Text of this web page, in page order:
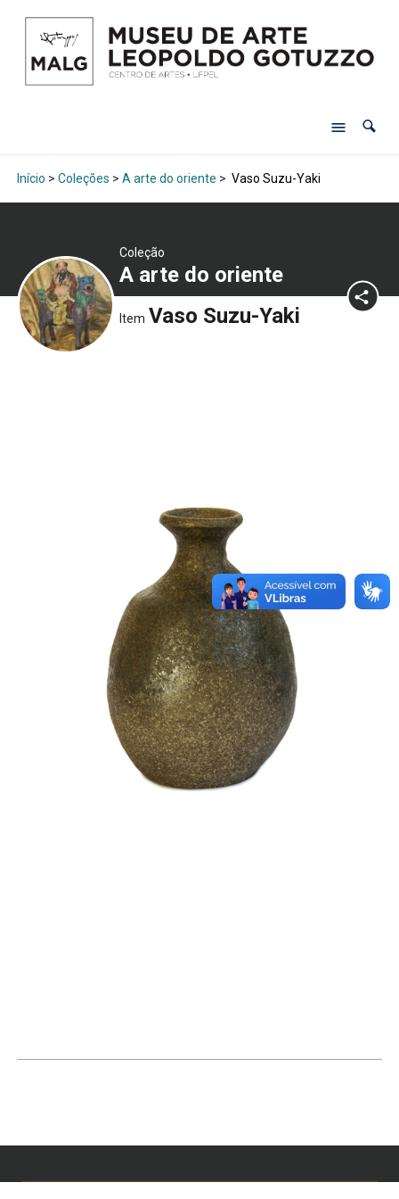
Início > Coleções > A arte do oriente > Vaso Suzu-Yaki
Coleção
A arte do oriente
Item Vaso Suzu-Yaki